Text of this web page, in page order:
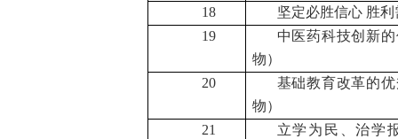
18
坚定必胜信心 胜
19
中医药科技创新
物）
20
基础教育改革的
物）
21
立学为民、治学